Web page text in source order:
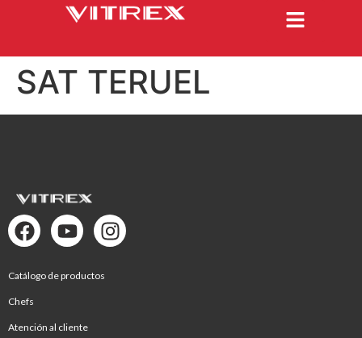
SAT TERUEL
Catálogo de productos
Chefs
Atención al cliente